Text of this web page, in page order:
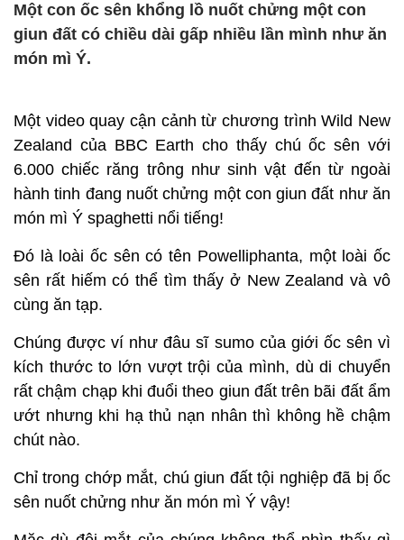
Một con ốc sên khổng lồ nuốt chửng một con
giun đất có chiều dài gấp nhiều lần mình như ăn
món mì Ý.
Một video quay cận cảnh từ chương trình Wild New
Zealand của BBC Earth cho thấy chú ốc sên với
6.000 chiếc răng trông như sinh vật đến từ ngoài
hành tinh đang nuốt chửng một con giun đất như ăn
món mì Ý spaghetti nổi tiếng!
Đó là loài ốc sên có tên Powelliphanta, một loài ốc
sên rất hiếm có thể tìm thấy ở New Zealand và vô
cùng ăn tạp.
Chúng được ví như đâu sĩ sumo của giới ốc sên vì
kích thước to lớn vượt trội của mình, dù di chuyển
rất chậm chạp khi đuổi theo giun đất trên bãi đất ẩm
ướt nhưng khi hạ thủ nạn nhân thì không hề chậm
chút nào.
Chỉ trong chớp mắt, chú giun đất tội nghiệp đã bị ốc
sên nuốt chửng như ăn món mì Ý vậy!